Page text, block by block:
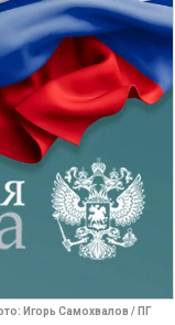
Игорь Самохвалов / ПГ